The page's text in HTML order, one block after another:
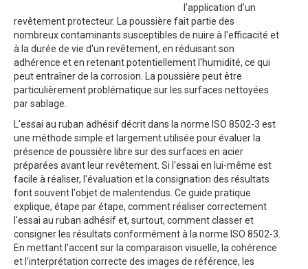
l'application d'un
revêtement protecteur. La poussière fait partie des
nombreux contaminants susceptibles de nuire à l'efficacité et
à la durée de vie d'un revêtement, en réduisant son
adhérence et en retenant potentiellement l'humidité, ce qui
peut entraîner de la corrosion. La poussière peut être
particulièrement problématique sur les surfaces nettoyées
par sablage.
L'essai au ruban adhésif décrit dans la norme ISO 8502-3 est
une méthode simple et largement utilisée pour évaluer la
présence de poussière libre sur des surfaces en acier
préparées avant leur revêtement. Si l'essai en lui-même est
facile à réaliser, l'évaluation et la consignation des résultats
font souvent l'objet de malentendus. Ce guide pratique
explique, étape par étape, comment réaliser correctement
l'essai au ruban adhésif et, surtout, comment classer et
consigner les résultats conformément à la norme ISO 8502-3.
En mettant l'accent sur la comparaison visuelle, la cohérence
et l'interprétation correcte des images de référence, les